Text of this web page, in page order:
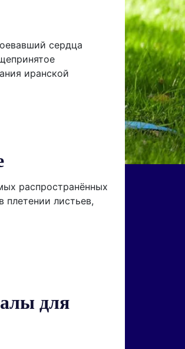
сердца
иранской
распространённых
плетении листьев,
для